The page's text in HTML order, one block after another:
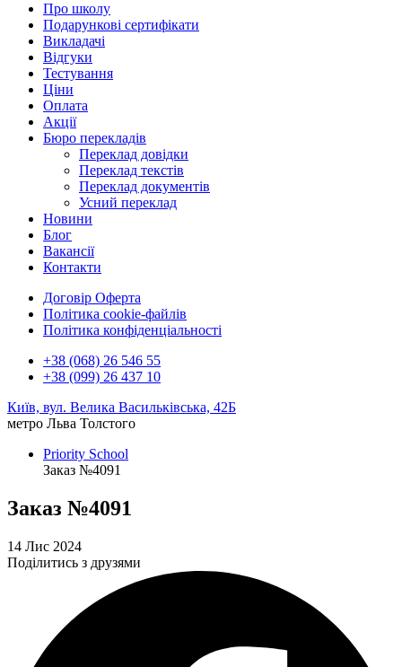
Про школу
Подарункові сертифікати
Викладачі
Відгуки
Тестування
Ціни
Оплата
Акції
Бюро перекладів
Переклад довідки
Переклад текстів
Переклад документів
Усний переклад
Новини
Блог
Вакансії
Контакти
Договір Оферта
Політика cookie-файлів
Політика конфіденціальності
+38 (068) 26 546 55
+38 (099) 26 437 10
Київ, вул. Велика Васильківська, 42Б
метро Льва Толстого
Priority School
Заказ №4091
Заказ №4091
14 Лис 2024
Поділитись з друзями